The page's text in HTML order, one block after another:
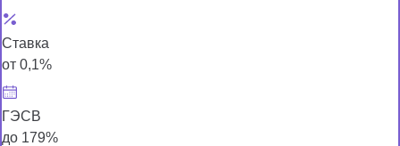
Ставка
от 0,1%
ГЭСВ
до 179%